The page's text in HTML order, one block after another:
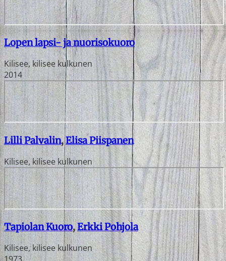
Lopen lapsi- ja nuorisokuoro
Kilisee, kilisee kulkunen
2014
Lilli Palvalin,Elisa Piispanen
Kilisee, kilisee kulkunen
Tapiolan Kuoro,Erkki Pohjola
Kilisee, kilisee kulkunen